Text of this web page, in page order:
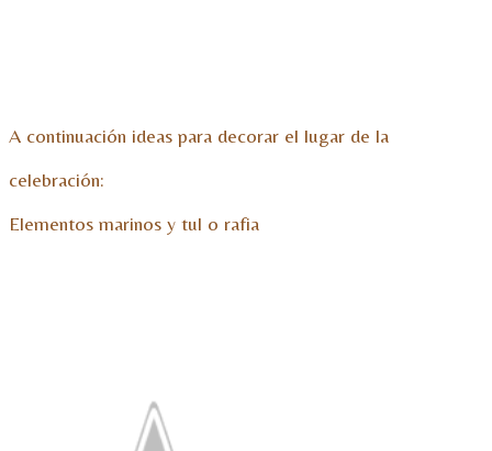
A continuación ideas para decorar el lugar de la
celebración:
Elementos marinos y tul o rafia